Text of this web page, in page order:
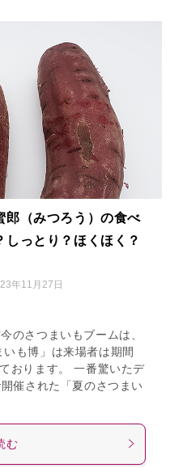
郎（みつろう）の食べ
しっとり？ほくほく？
年11月27日
のさつまいもブームは、
も博」は来場者は期間
おります。 一番驚いたデ
催された「夏のさつまい
む